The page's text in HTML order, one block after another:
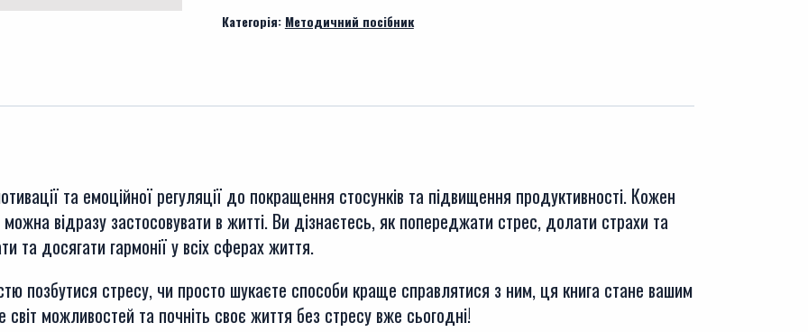
психологічні
кожного
формат
кількість
Категорія: Методичний посібник
та емоційної регуляції до покращення стосунків та підвищення продуктивності. Кожен
можна відразу застосовувати в житті. Ви дізнаєтесь, як попереджати стрес, долати страхи та
та досягати гармонії у всіх сферах життя.
позбутися стресу, чи просто шукаєте способи краще справлятися з ним, ця книга стане вашим
можливостей та почніть своє життя без стресу вже сьогодні!